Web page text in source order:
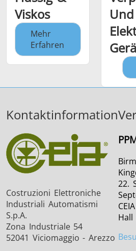
Viskos
Mehr
Erfahren
Und
Kontaktinformation
Costruzioni Elettroniche
Industriali Automatismi
S.p.A.
Zona Industriale 54
52041 Viciomaggio - Arezzo
22.
Hall